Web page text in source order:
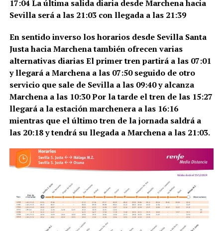
17:04 La última salida diaria desde Marchena hacia
Sevilla será a las 21:03 con llegada a las 21:39
En sentido inverso los horarios desde Sevilla Santa
Justa hacia Marchena también ofrecen varias
alternativas diarias El primer tren partirá a las 07:01
y llegará a Marchena a las 07:50 seguido de otro
servicio que sale de Sevilla a las 09:40 y alcanza
Marchena a las 10:30 Por la tarde el tren de las 15:27
llegará a la estación marchenera a las 16:16
mientras que el último tren de la jornada saldrá a
las 20:18 y tendrá su llegada a Marchena a las 21:03.